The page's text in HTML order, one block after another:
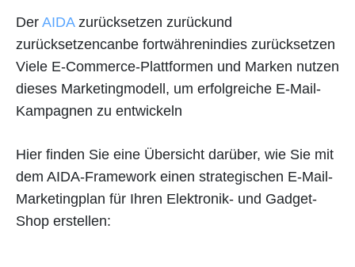
Der AIDAzurücksetzen zurückund
zurücksetzencanbe fortwährenindies zurücksetzen
Viele E-Commerce-Plattformen und Marken nutzen
dieses Marketingmodell, um erfolgreiche E-Mail-
Kampagnen zu entwickeln
Hier finden Sie eine Übersicht darüber, wie Sie mit
dem AIDA-Framework einen strategischen E-Mail-
Marketingplan für Ihren Elektronik- und Gadget-
Shop erstellen: